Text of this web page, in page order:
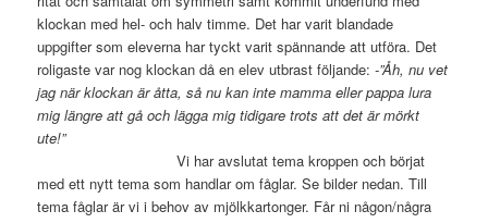
klockan med hel- och halv timme. Det har varit blandade
uppgifter som eleverna har tyckt varit spännande att utföra. Det
roligaste var nog klockan då en elev utbrast följande:-”Åh, nu vet
jag när klockan är åtta, så nu kan inte mamma eller pappa lura
mig längre att gå och lägga mig tidigare trots att det är mörkt
ute!”
Vi har avslutat tema kroppen och börjat
med ett nytt tema som handlar om fåglar. Se bilder nedan. Till
tema fåglar är vi i behov av mjölkkartonger. Får ni någon/några